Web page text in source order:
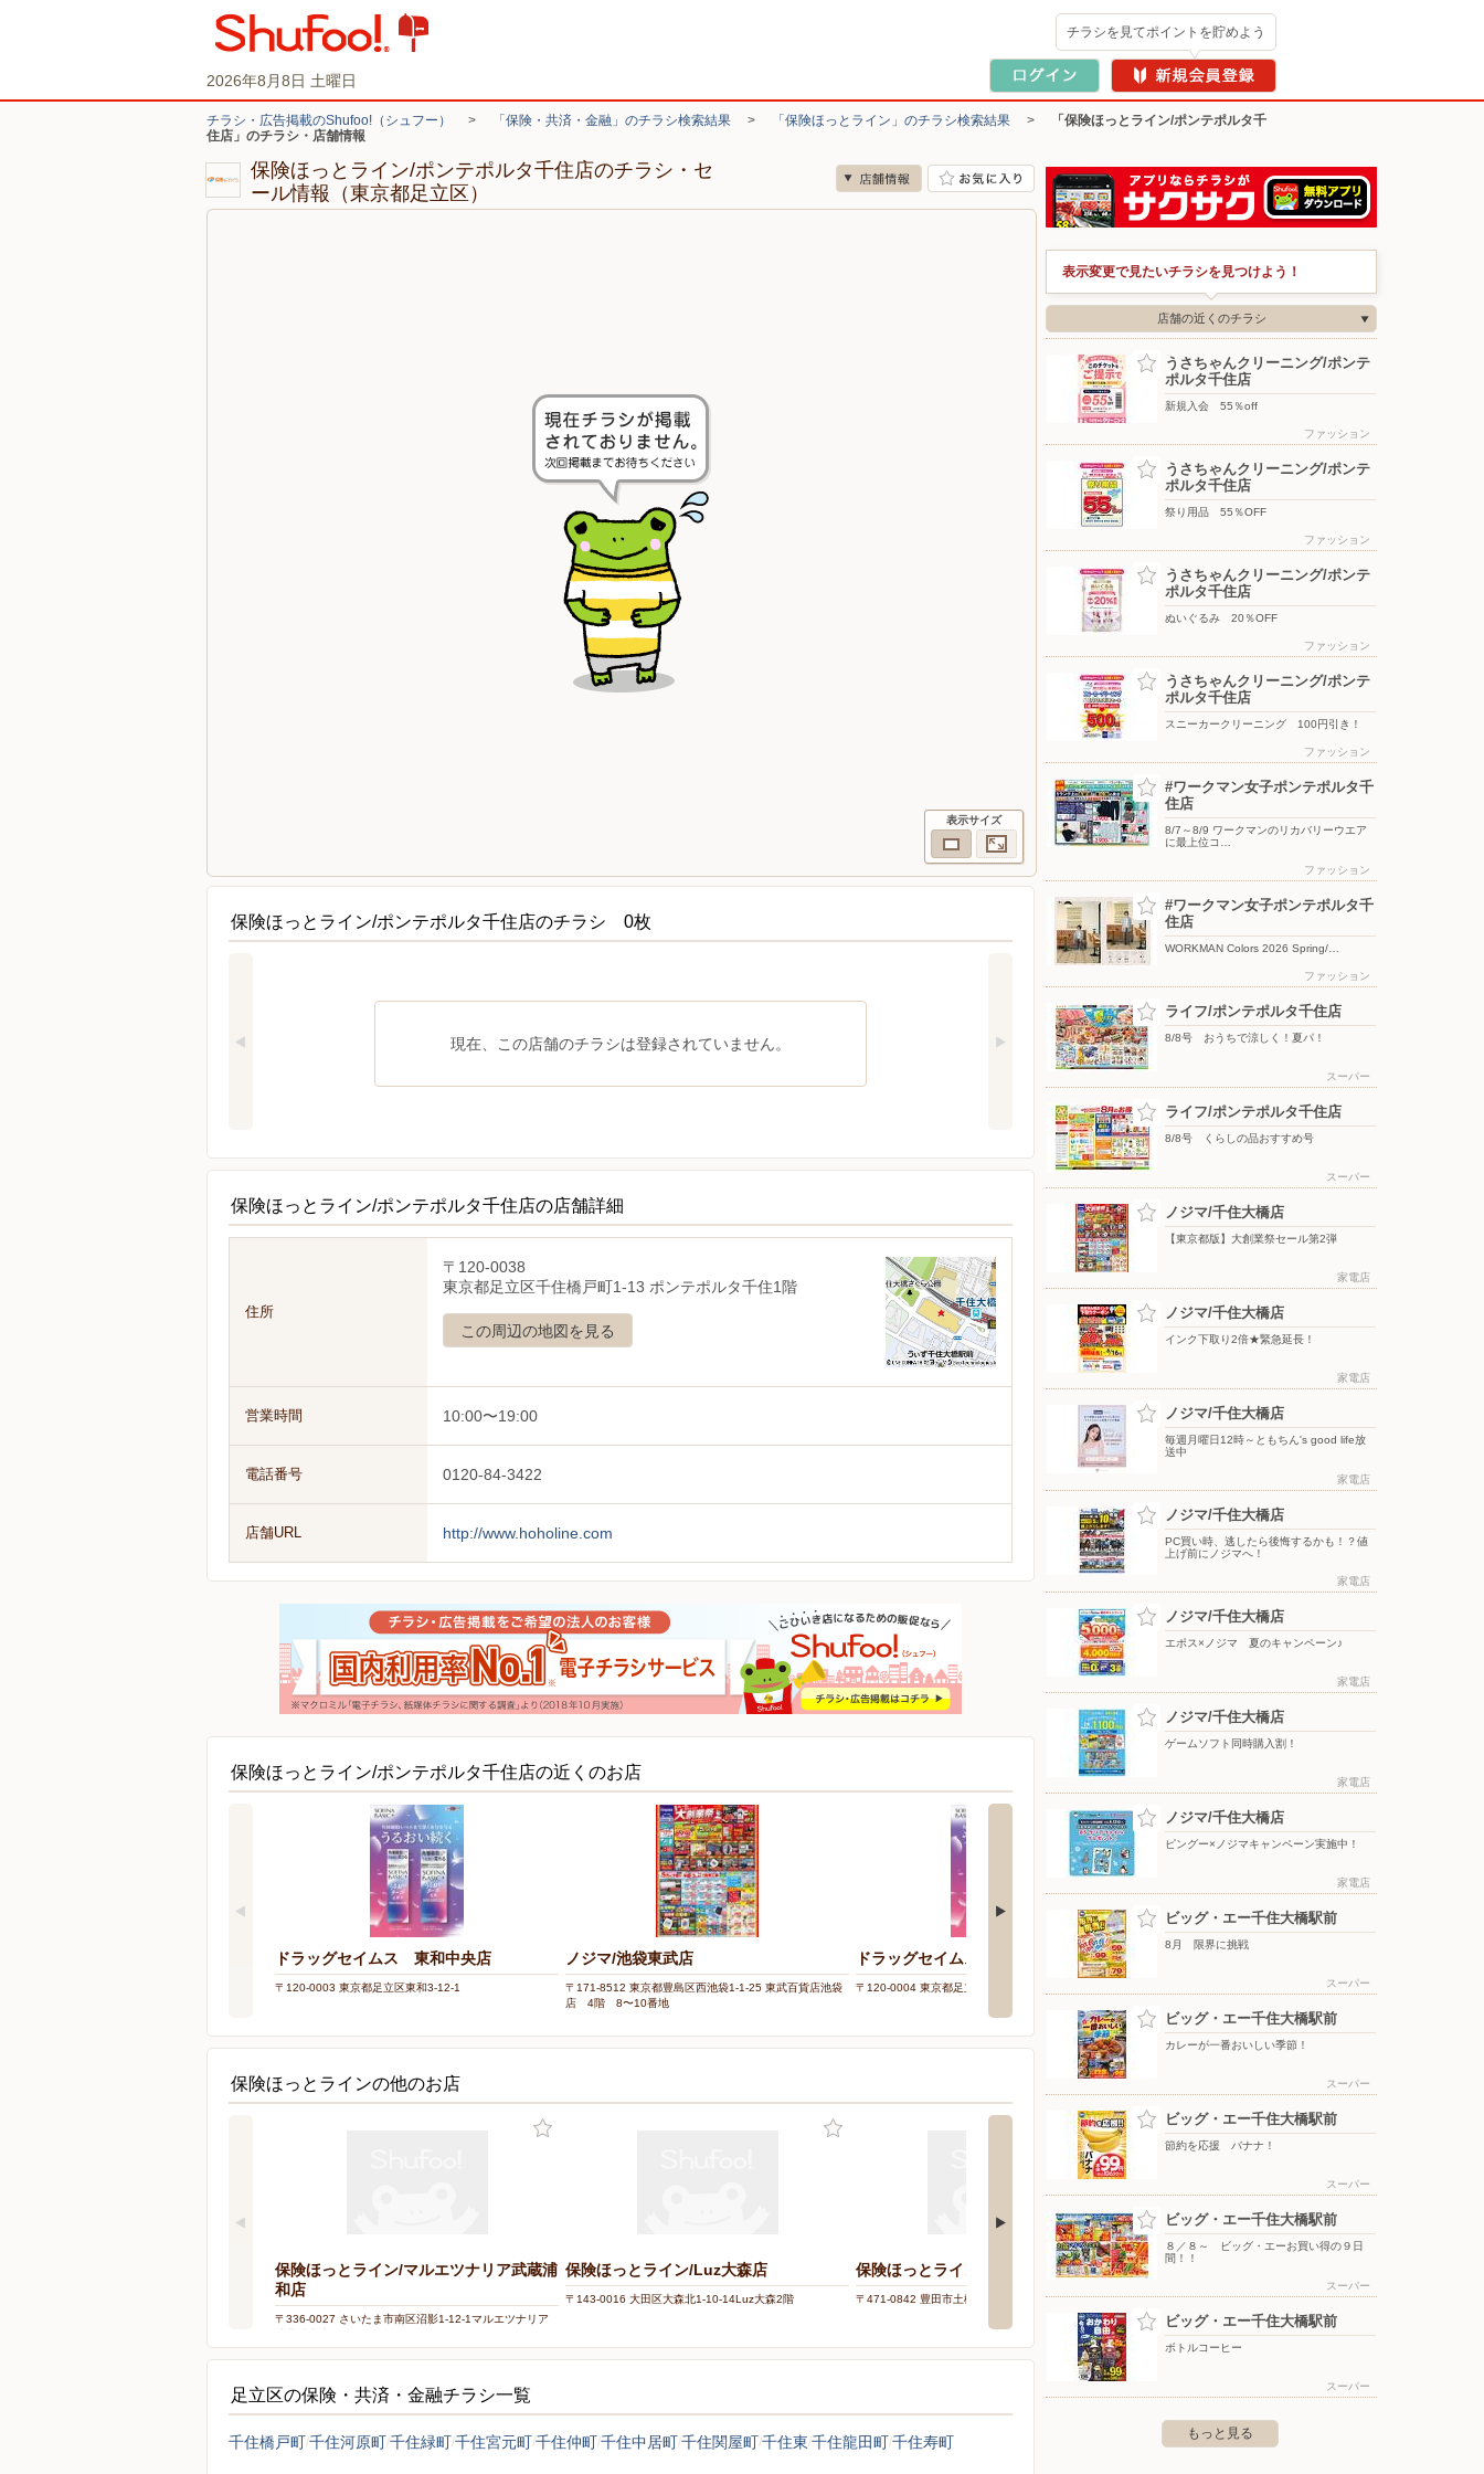
2026年8月8日 土曜日
チラシを見てポイントを貯めよう
チラシ・広告掲載のShufoo!（シュフー） > 「保険・共済・金融」のチラシ検索結果 > 「保険ほっとライン」のチラシ検索結果 >
「保険ほっとライン/ポンテポルタ千
住店」のチラシ・店舗情報
保険ほっとライン/ポンテポルタ千住店のチラシ・セ
ール情報（東京都足立区）
表示サイズ
保険ほっとライン/ポンテポルタ千住店のチラシ 0枚
現在、この店舗のチラシは登録されていません。
保険ほっとライン/ポンテポルタ千住店の店舗詳細
住所
〒120-0038
東京都足立区千住橋戸町1-13 ポンテポルタ千住1階
この周辺の地図を見る
営業時間 10:00〜19:00
電話番号 0120-84-3422
店舗URL http://www.hoholine.com
保険ほっとライン/ポンテポルタ千住店の近くのお店
ドラッグセイムス 東和中央店
〒120-0003 東京都足立区東和3-12-1
ノジマ/池袋東武店
〒171-8512 東京都豊島区西池袋1-1-25 東武百貨店池袋
店 4階 8〜10番地
ドラッグセイムス 東綾瀬店
〒120-0004 東京都足立区東綾瀬1-10-6 〒116-0002 東京都荒川区荒川6-6-1 ウエストヒル町屋
保険ほっとラインの他のお店
保険ほっとライン/マルエツナリア武蔵浦
和店
〒336-0027 さいたま市南区沼影1-12-1マルエツナリア
保険ほっとライン/Luz大森店
〒143-0016 大田区大森北1-10-14Luz大森2階
保険ほっとライン/アピタ豊田元町店
〒471-0842 豊田市土橋町2-65アピタ豊田元町店2階
保険ほっとライン/寝屋川市駅前店
〒572-0042 寝屋川市東大利町11-4
足立区の保険・共済・金融チラシ一覧
千住橋戸町千住河原町千住緑町千住宮元町千住仲町千住中居町千住関屋町千住東 千住龍田町千住寿町
表示変更で見たいチラシを見つけよう！
店舗の近くのチラシ
うさちゃんクリーニング/ポンテ
ポルタ千住店
新規入会 55％off
ファッション
うさちゃんクリーニング/ポンテ
ポルタ千住店
祭り用品 55％OFF
ファッション
うさちゃんクリーニング/ポンテ
ポルタ千住店
ぬいぐるみ 20％OFF
ファッション
うさちゃんクリーニング/ポンテ
ポルタ千住店
スニーカークリーニング 100円引き！
ファッション
#ワークマン女子ポンテポルタ千
住店
8/7～8/9 ワークマンのリカバリーウエア
に最上位コ…
ファッション
#ワークマン女子ポンテポルタ千
住店
WORKMAN Colors 2026 Spring/…
ファッション
ライフ/ポンテポルタ千住店
8/8号 おうちで涼しく！夏パ！
スーパー
ライフ/ポンテポルタ千住店
8/8号 くらしの品おすすめ号
スーパー
ノジマ/千住大橋店
【東京都版】大創業祭セール第2弾
家電店
ノジマ/千住大橋店
インク下取り2倍★緊急延長！
家電店
ノジマ/千住大橋店
毎週月曜日12時～ともちん's good life放
送中
家電店
ノジマ/千住大橋店
PC買い時、逃したら後悔するかも！？値
上げ前にノジマへ！
家電店
ノジマ/千住大橋店
エポス×ノジマ 夏のキャンペーン♪
家電店
ノジマ/千住大橋店
ゲームソフト同時購入割！
家電店
ノジマ/千住大橋店
ピングー×ノジマキャンペーン実施中！
家電店
ビッグ・エー千住大橋駅前
8月 限界に挑戦
スーパー
ビッグ・エー千住大橋駅前
カレーが一番おいしい季節！
スーパー
ビッグ・エー千住大橋駅前
節約を応援 バナナ！
スーパー
ビッグ・エー千住大橋駅前
８／８～ ビッグ・エーお買い得の９日
間！！
スーパー
ビッグ・エー千住大橋駅前
ボトルコーヒー
スーパー
もっと見る